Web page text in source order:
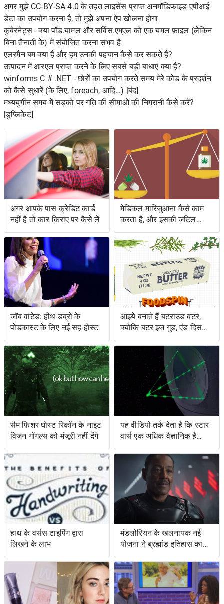
अगर मुझे CC-BY-SA 4.0 के तहत लाइसेंस प्राप्त अनमॉडिफाइड एपीआई
डेटा का उपयोग करना है, तो मुझे अपना ऐप खोलना होगा
कुबेरनेट्स - क्या पॉड.यामल और सर्विस.एम्एल को एक यमल फ़ाइल (लेकिन
बिना तैनाती के) में संयोजित करना संभव है
एलरमैन बम क्या हैं और हम उनकी पहचान कैसे कर सकते हैं?
उत्पादन में आरएल प्राप्त करने के लिए सबसे बड़ी बाधाएं क्या हैं?
winforms C # .NET - छोरों का उपयोग करते समय मेरे कोड के प्रदर्शन
को कैसे सुधारें (के लिए, foreach, आदि…) [बंद]
मध्ययुगीन समय में सड़कों पर गति की सीमाओं की निगरानी कैसे करें?
[डुप्लिकेट]
अगर आपके पास क्रेडिट कार्ड
नहीं है तो कार किराए पर कैसे लें
मेडिकल मारिजुआना कैसे काम
करता है, और इसकी जटिल
कानूनी स्थिति
जॉब वांटेड: हीथ डब्रो के
पोडकास्ट के लिए नई सह-होस्ट
आइये बनाते हैं बटराउंड बटर,
क्योंकि बटर इज गुड, एंड दिस
शिट इज़ इज़ बेटर
सैम फिशर घोस्ट रिकॉन के नाइट
विजन गॉगल्स को मंजूरी नहीं देंगे
यह वीडियो तर्क देता है कि स्टार
वार्स एक अधिक वैज्ञानिक है
जिसकी आप कल्पना करेंगे
हाथ के वर्सस टाइपिंग द्वारा
लिखने के लाभ
मंडलोरियन के खलनायक नई
योजना ने ब्रह्मांड इतिहास का
विस्तार किया है